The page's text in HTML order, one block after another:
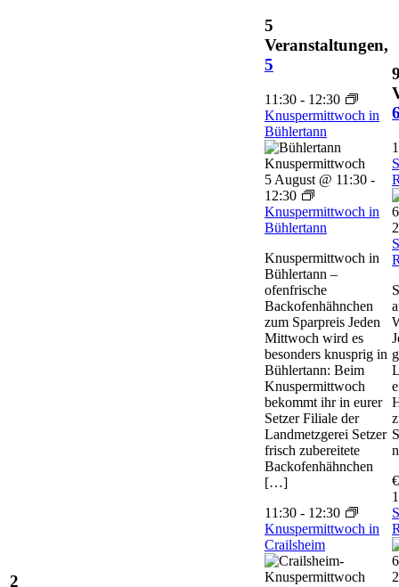
2
5
Veranstaltungen,
5
11:30 - 12:30
Knuspermittwoch in
Bühlertann
5 August @ 11:30 -
12:30
Knuspermittwoch in
Bühlertann
Knuspermittwoch in
Bühlertann –
ofenfrische
Backofenhähnchen
zum Sparpreis Jeden
Mittwoch wird es
besonders knusprig in
Bühlertann: Beim
Knuspermittwoch
bekommt ihr in eurer
Setzer Filiale der
Landmetzgerei Setzer
frisch zubereitete
Backofenhähnchen
[…]
11:30 - 12:30
Knuspermittwoch in
Crailsheim